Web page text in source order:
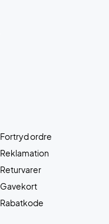
Fortryd ordre
Reklamation
Returvarer
Gavekort
Rabatkode